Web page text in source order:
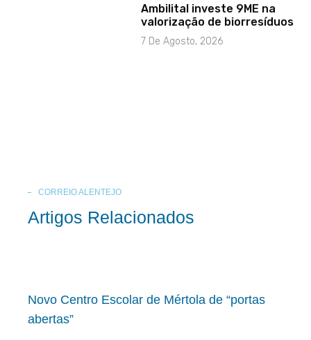
Ambilital investe 9ME na
valorização de biorresíduos
7 De Agosto, 2026
CORREIO ALENTEJO
Artigos Relacionados
Novo Centro Escolar de Mértola de “portas
abertas”